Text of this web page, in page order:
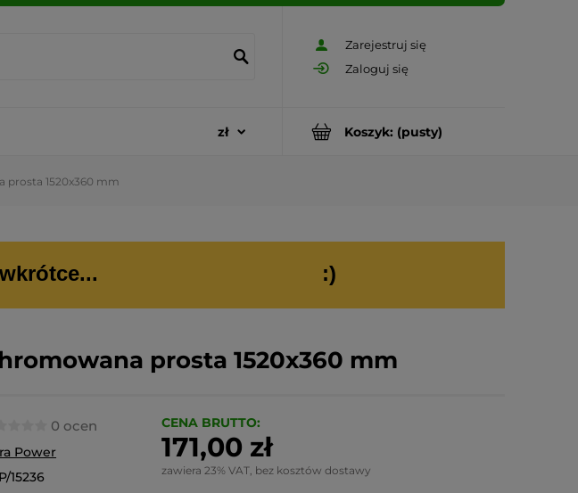
Zarejestruj się
Zaloguj się
Koszyk: (pusty)
prosta 1520x360 mm
:)
prosta 1520x360 mm
0 ocen
Power
15236
CENA BRUTTO:
171,00 zł
zawiera 23% VAT, bez kosztów dostawy